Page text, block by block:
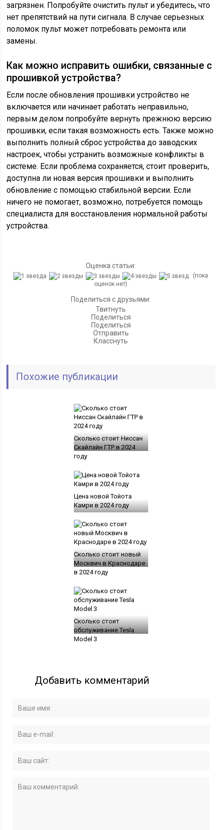
загрязнен. Попробуйте очистить пульт и убедитесь, что
нет препятствий на пути сигнала. В случае серьезных
поломок пульт может потребовать ремонта или
замены.
Как можно исправить ошибки, связанные с
прошивкой устройства?
Если после обновления прошивки устройство не
включается или начинает работать неправильно,
первым делом попробуйте вернуть прежнюю версию
прошивки, если такая возможность есть. Также можно
выполнить полный сброс устройства до заводских
настроек, чтобы устранить возможные конфликты в
системе. Если проблема сохраняется, стоит проверить,
доступна ли новая версия прошивки и выполнить
обновление с помощью стабильной версии. Если
ничего не помогает, возможно, потребуется помощь
специалиста для восстановления нормальной работы
устройства.
Оценка статьи:
(пока
оценок нет)
Поделиться с друзьями:
Твитнуть
Поделиться
Поделиться
Отправить
Класснуть
Похожие публикации
Сколько стоит Ниссан
Скайлайн ГТР в 2024
году
Цена новой Тойота
Камри в 2024 году
Сколько стоит новый
Москвич в Краснодаре
в 2024 году
Сколько стоит
обслуживание Tesla
Model 3
Добавить комментарий